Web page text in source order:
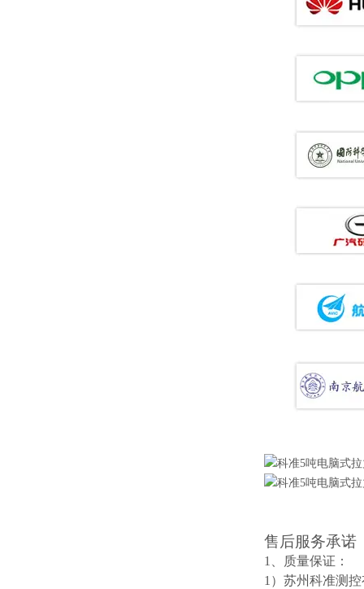
售后服务承诺
1、质量保证：
1）苏州科准测